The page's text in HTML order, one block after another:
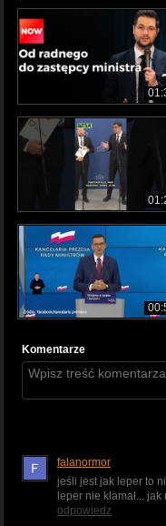
Komentarze
falanormor
jeśli jest jak leper to
leper nie kłamał...
odpowiedz